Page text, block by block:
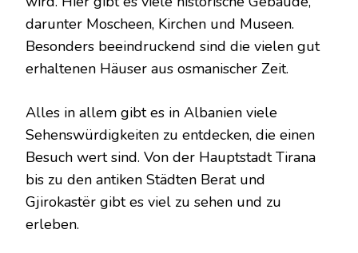
darunter Moscheen, Kirchen und Museen.
Besonders beeindruckend sind die vielen gut
erhaltenen Häuser aus osmanischer Zeit.
Alles in allem gibt es in Albanien viele
Sehenswürdigkeiten zu entdecken, die einen
Besuch wert sind. Von der Hauptstadt Tirana
bis zu den antiken Städten Berat und
Gjirokastër gibt es viel zu sehen und zu
erleben.